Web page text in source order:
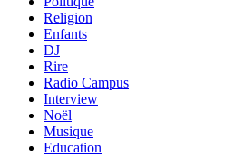
Religion
Enfants
DJ
Rire
Radio Campus
Interview
Noël
Musique
Education